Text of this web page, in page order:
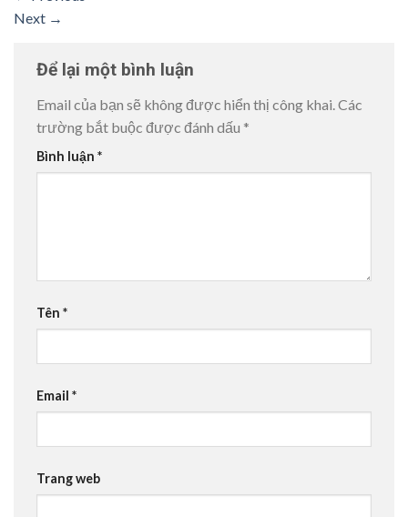
Next →
Để lại một bình luận
Email của bạn sẽ không được hiển thị công khai.Các
trường bắt buộc được đánh dấu *
Bình luận *
Tên *
Email *
Trang web